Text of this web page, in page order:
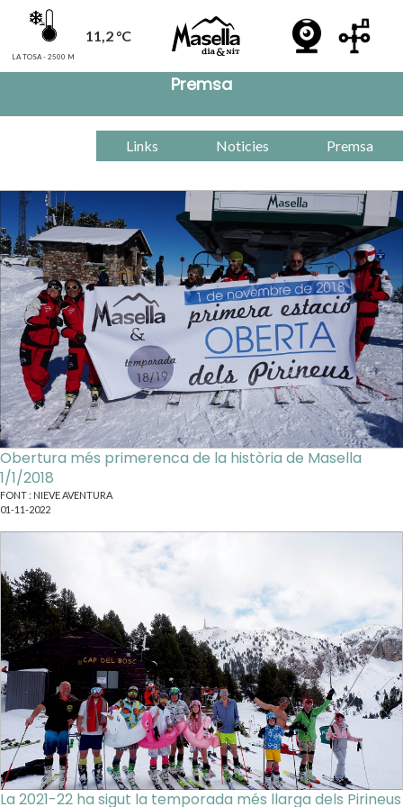
LA TOSA - 2500 M
11,2 °C
Premsa
Links Noticies Premsa
Obertura més primerenca de la història de Masella
1/1/2018
FONT : NIEVE AVENTURA
01-11-2022
La 2021-22 ha sigut la temporada més llarga dels Pirineus